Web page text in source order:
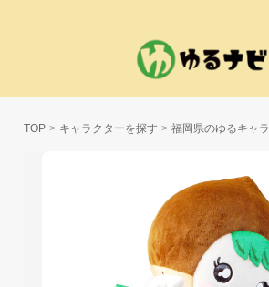
TOP キャラクターを探す 福岡県のゆるキャラ